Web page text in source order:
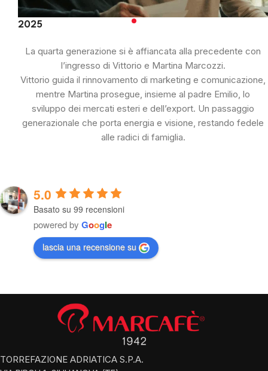
2025
La quarta generazione si è affiancata alla precedente con
l’ingresso di Vittorio e Martina Marcozzi.
Vittorio guida il rinnovamento di marketing e comunicazione,
mentre Martina prosegue, insieme al padre Emilio, lo
sviluppo dei mercati esteri e dell’export. Un passaggio
generazionale che porta energia e visione, restando fedele
alle radici di famiglia.
5.0
Basato su 99 recensioni
powered by Google
lascia una recensione su
TORREFAZIONE ADRIATICA S.P.A.